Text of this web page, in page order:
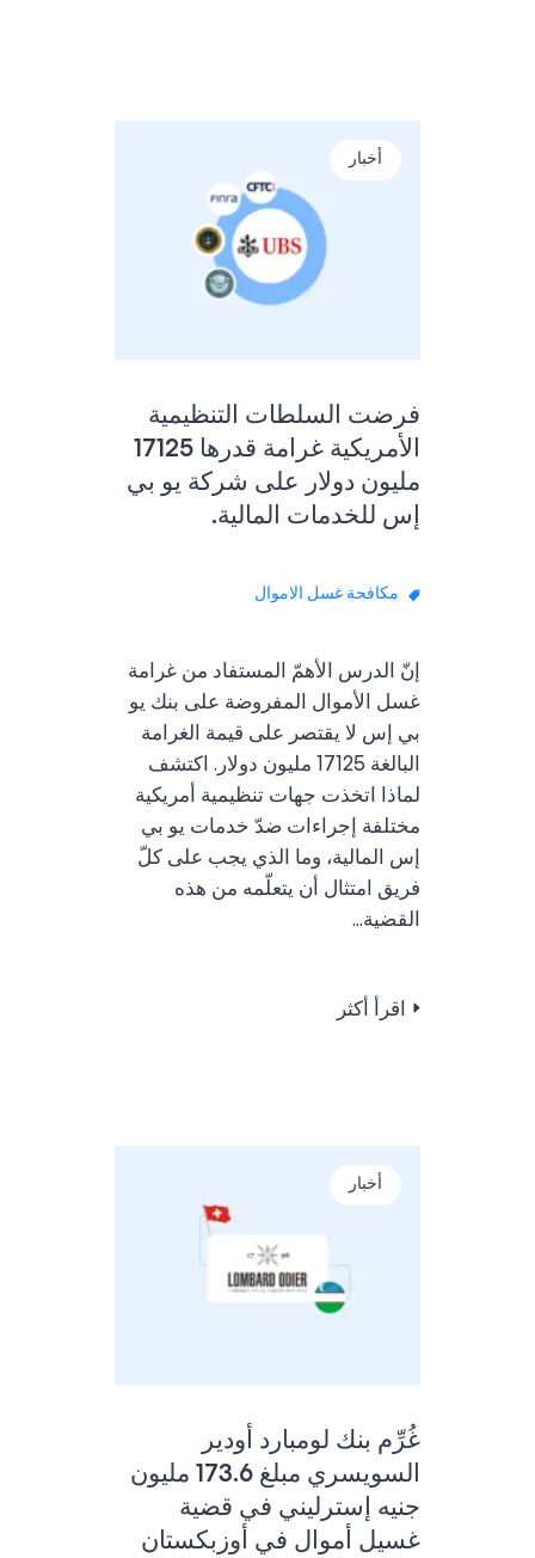
أخبار
فرضت السلطات التنظيمية
الأمريكية غرامة قدرها 17125
مليون دولار على شركة يو بي
إس للخدمات المالية.
مكافحة غسل الاموال
إنّ الدرس الأهمّ المستفاد من غرامة
غسل الأموال المفروضة على بنك يو
بي إس لا يقتصر على قيمة الغرامة
البالغة 17125 مليون دولار. اكتشف
لماذا اتخذت جهات تنظيمية أمريكية
مختلفة إجراءات ضدّ خدمات يو بي
إس المالية، وما الذي يجب على كلّ
فريق امتثال أن يتعلّمه من هذه
القضية...
اقرأ أكثر
أخبار
غُرِّم بنك لومبارد أودير
السويسري مبلغ 173.6 مليون
جنيه إسترليني في قضية
غسيل أموال في أوزبكستان